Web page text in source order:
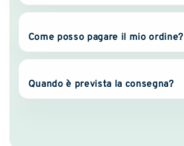
Come posso pagare il mio ordine?
Quando è prevista la consegna?